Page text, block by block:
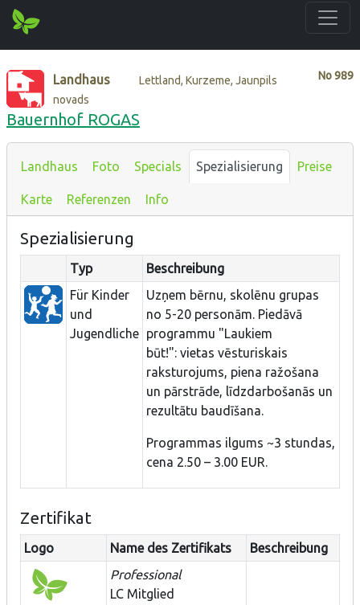
No989
Landhaus
Lettland, Kurzeme, Jaunpils
novads
Bauernhof ROGAS
Landhaus Foto Specials Spezialisierung Preise
Karte Referenzen Info
Spezialisierung
Typ
Beschreibung
Für Kinder
und
Jugendliche
Uzņem bērnu, skolēnu grupas
no 5-20 personām. Piedāvā
programmu "Laukiem
būt!": vietas vēsturiskais
raksturojums, piena ražošana
un pārstrāde, līdzdarbošanās un
rezultātu baudīšana.
Programmas ilgums ~3 stundas,
cena 2.50 – 3.00 EUR.
Zertifikat
Logo Name des Zertifikats
Beschreibung
Professional
LC Mitglied